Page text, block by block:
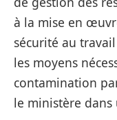
à la mise en
sécurité au
les moyens
contamination
le ministère